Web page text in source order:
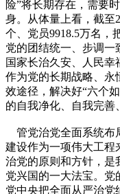
险”将长期存在，需要
身。从体量上看，截至
个、党员9918.5万名，
党的团结统一、步调一
国家长治久安、人民
作为党的长期战略、永
效途径，解决好“六个
的自我净化、自我完善
管党治党全面系统布
建设作为一项伟大工程
治党的原则和方针，是
党兴国的一大法宝。党
党中央把全面从严治党